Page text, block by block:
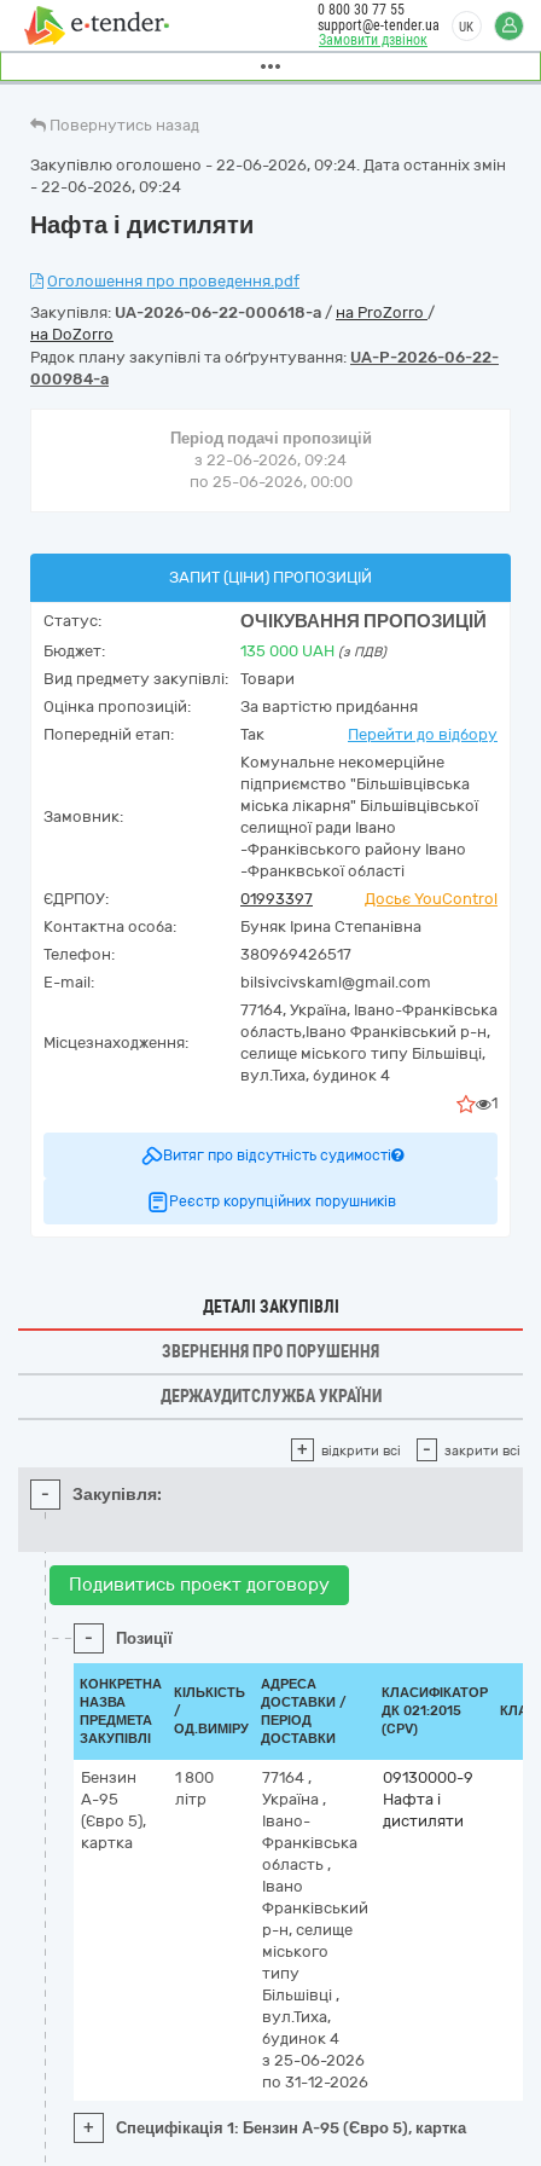
Замовити дзвінок
0 800 30 77 55
support@e-tender.ua
UK
Повернутись назад
Закупівлю оголошено - 22-06-2026, 09:24. Дата останніх змін
- 22-06-2026, 09:24
Нафта і дистиляти
Оголошення про проведення.pdf
Закупівля: UA-2026-06-22-000618-a / на ProZorro /
на DoZorro
Рядок плану закупівлі та обґрунтування: UA-P-2026-06-22-
000984-a
Період подачі пропозицій
з 22-06-2026, 09:24
по 25-06-2026, 00:00
ЗАПИТ (ЦІНИ) ПРОПОЗИЦІЙ
Статус: ОЧІКУВАННЯ ПРОПОЗИЦІЙ
Бюджет: 135 000 UAH (з ПДВ)
Вид предмету закупівлі:
Товари
Оцінка пропозицій:
За вартістю придбання
Попередній етап:
Так Перейти до відбору
Замовник:
Комунальне некомерційне
підприємство "Більшівцівська
міська лікарня" Більшівцівської
селищної ради Івано
-Франківського району Івано
-Франквської області
ЄДРПОУ:
01993397
Досьє YouControl
Контактна особа:
Буняк Ірина Степанівна
Телефон:
380969426517
E-mail:
bilsivcivskaml@gmail.com
Місцезнаходження:
77164, Україна, Івано-Франківська
область,Івано Франківський р-н,
селище міського типу Більшівці,
вул.Тиха, будинок 4
1
Витяг про відсутність судимості
Реєстр корупційних порушників
ДЕТАЛІ ЗАКУПІВЛІ
ЗВЕРНЕННЯ ПРО ПОРУШЕННЯ
ДЕРЖАУДИТСЛУЖБА УКРАЇНИ
+ відкрити всі - закрити всі
- Закупівля:
Подивитись проект договору
- Позиції
КОНКРЕТНА
НАЗВА
ПРЕДМЕТА
ЗАКУПІВЛІ
КІЛЬКІСТЬ
/
ОД.ВИМІРУ
АДРЕСА
ДОСТАВКИ /
ПЕРІОД
ДОСТАВКИ
КЛАСИФІКАТОР
ДК 021:2015
(CPV)
Бензин
А-95
(Євро 5),
картка
1 800
літр
77164 ,
Україна ,
Івано-
Франківська
область ,
Івано
Франківський
р-н, селище
міського
типу
Більшівці ,
вул.Тиха,
будинок 4
з 25-06-2026
по 31-12-2026
09130000-9
Нафта і
дистиляти
+ Специфікація 1: Бензин А-95 (Євро 5), картка